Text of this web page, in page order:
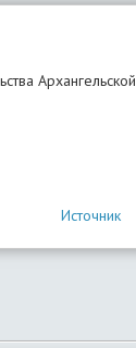
Архангельской
Источник